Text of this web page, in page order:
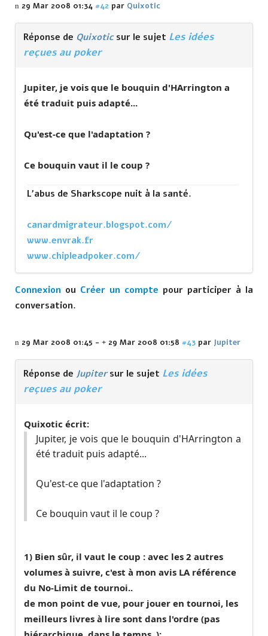
29 Mar 2008 01:34 #42 par Quixotic
Réponse de Quixoticsur le sujet Les idées
reçues au poker
Jupiter, je vois que le bouquin d'HArrington a
été traduit puis adapté...
Qu'est-ce que l'adaptation ?
Ce bouquin vaut il le coup ?
L'abus de Sharkscope nuit à la santé.
canardmigrateur.blogspot.com/
www.envrak.fr
www.chipleadpoker.com/
Connexion ou Créer un compte pour participer à la
conversation.
29 Mar 2008 01:45 - 29 Mar 2008 01:58 #43 par Jupiter
Réponse de Jupitersur le sujet Les idées
reçues au poker
Quixotic écrit:
Jupiter, je vois que le bouquin d'HArrington a
été traduit puis adapté...
Qu'est-ce que l'adaptation ?
Ce bouquin vaut il le coup ?
1) Bien sûr, il vaut le coup : avec les 2 autres
volumes à suivre, c'est à mon avis LA référence
du No-Limit de tournoi..
de mon point de vue, pour jouer en tournoi, les
meilleurs livres à lire sont dans l'ordre (pas